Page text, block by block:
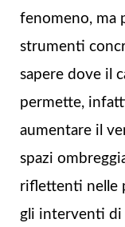
fenomeno, ma
strumenti
sapere dove il
permette,
aumentare il
spazi
riflettenti nelle
gli interventi di